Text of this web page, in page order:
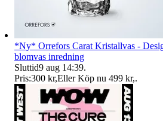
*Ny* Orrefors Carat Kristallvas -
blomvas inredning
Sluttid9 aug 14:39.
Pris:300 kr,Eller Köp nu 499 kr,.